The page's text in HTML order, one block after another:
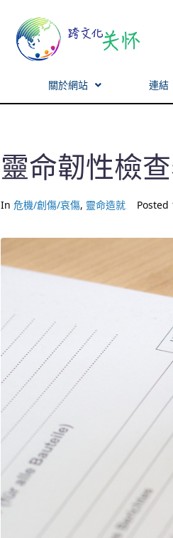
關於網站 連結
靈命韌性檢
In 危機/創傷/哀傷, 靈命造就 Posted